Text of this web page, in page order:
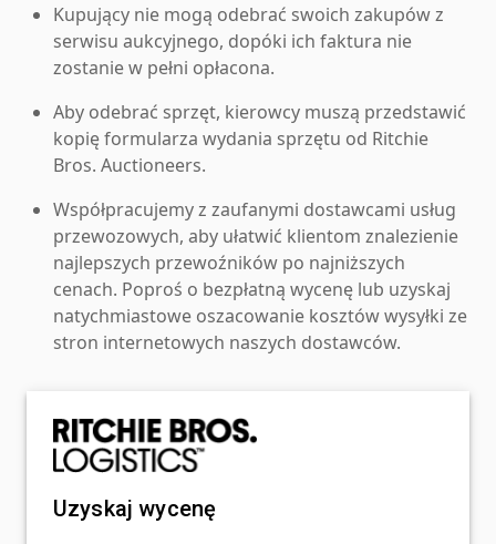
Kupujący nie mogą odebrać swoich zakupów z
serwisu aukcyjnego, dopóki ich faktura nie
zostanie w pełni opłacona.
Aby odebrać sprzęt, kierowcy muszą przedstawić
kopię formularza wydania sprzętu od Ritchie
Bros. Auctioneers.
Współpracujemy z zaufanymi dostawcami usług
przewozowych, aby ułatwić klientom znalezienie
najlepszych przewoźników po najniższych
cenach. Poproś o bezpłatną wycenę lub uzyskaj
natychmiastowe oszacowanie kosztów wysyłki ze
stron internetowych naszych dostawców.
Uzyskaj wycenę